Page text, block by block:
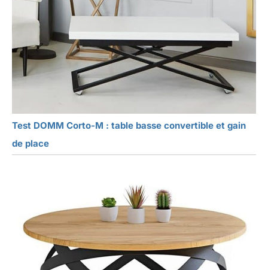
Test DOMM Corto-M : table basse convertible et gain
de place